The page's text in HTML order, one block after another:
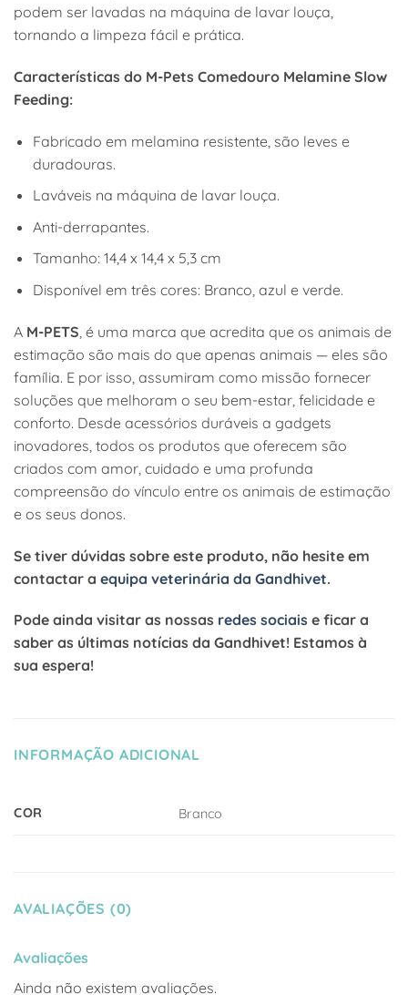
podem ser lavadas na máquina de lavar louça,
tornando a limpeza fácil e prática.
Características do M-Pets Comedouro Melamine Slow
Feeding:
Fabricado em melamina resistente, são leves e
duradouras.
Laváveis na máquina de lavar louça.
Anti-derrapantes.
Tamanho: 14,4 x 14,4 x 5,3 cm
Disponível em três cores: Branco, azul e verde.
A M-PETS , é uma marca que acredita que os animais de
estimação são mais do que apenas animais — eles são
família. E por isso, assumiram como missão fornecer
soluções que melhoram o seu bem-estar, felicidade e
conforto. Desde acessórios duráveis a gadgets
inovadores, todos os produtos que oferecem são
criados com amor, cuidado e uma profunda
compreensão do vínculo entre os animais de estimação
e os seus donos.
Se tiver dúvidas sobre este produto, não hesite em
contactar a equipa veterinária da Gandhivet.
Pode ainda visitar as nossas redes sociais e ficar a
saber as últimas notícias da Gandhivet! Estamos à
sua espera!
INFORMAÇÃO ADICIONAL
COR Branco
AVALIAÇÕES (0)
Avaliações
Ainda não existem avaliações.